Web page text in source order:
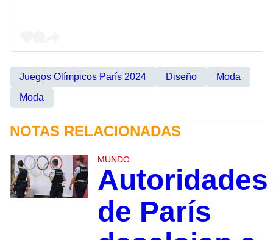
Juegos Olímpicos París 2024 Diseño
Moda
Moda
NOTAS RELACIONADAS
MUNDO
Autoridades
de París